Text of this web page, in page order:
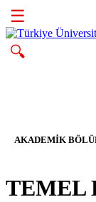
☰
🔍
AKADEMIK
TEMEL